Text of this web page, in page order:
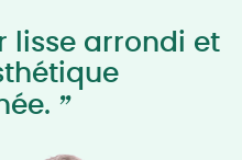
lisse arrondi et
”